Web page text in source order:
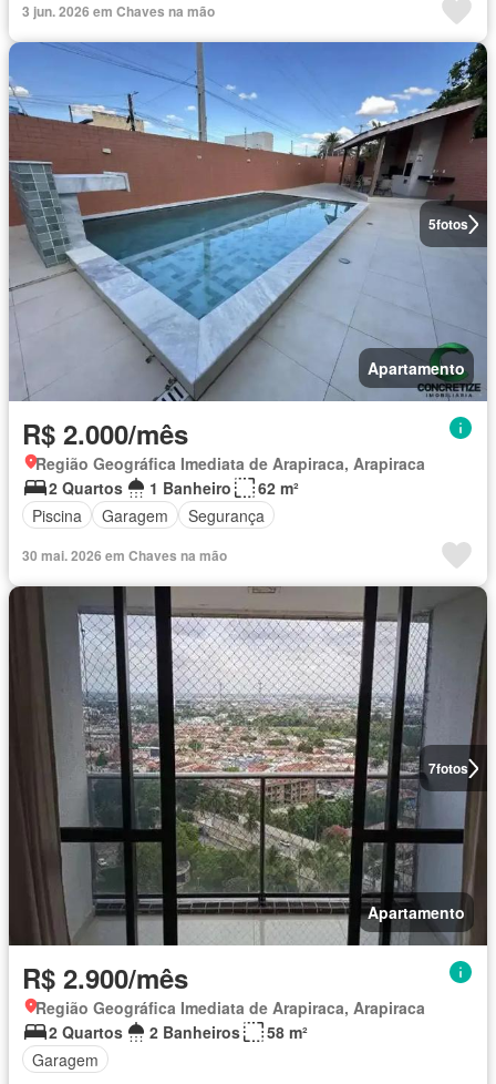
3 jun. 2026 em Chaves na mão
5fotos
Apartamento
R$ 2.000/mês
Região Geográfica Imediata de Arapiraca, Arapiraca
2 Quartos
1 Banheiro
62 m²
Piscina
Garagem Segurança
30 mai. 2026 em Chaves na mão
7fotos
Apartamento
R$ 2.900/mês
Região Geográfica Imediata de Arapiraca, Arapiraca
2 Quartos
2 Banheiros
58 m²
Garagem